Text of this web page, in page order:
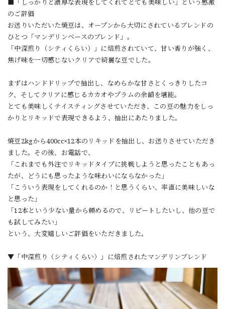
■「しっかりと濃厚な表現をしてくれてとても美味しい」という感激
のご評価
お送りいただいた焼豆は、オープンから大切にされているブレンドの
ひとつ「マンデリンベースのブレンド」。
「中深煎り（シティくらい）」に焙煎されていて、甘い香りが強く、
焦げ味を一切感じないクリアで綺麗な豆でした。
まずはハンドドリップで抽出し、なめらかな甘さとくっきりしたコ
ク、そしてクリアに感じるカカオやプラムの余韻を堪能。
とても美味しくテイスティングさせていただき、この豆の魅力をしっ
かりとリキッドで表現できるよう、抽出にあたりました。
焼豆2kgから400cc×12本のリキッドを抽出し、お送りさせていただき
ました。その後、お電話で、
「これまでも外注でリキッドタイプに挑戦しようと思ったこともあっ
たが、どうにも思ったような味わいにならなかった」
「こういう表現をしてくれるのか！と思うくらい、率直に美味しいな
と思った」
「12本という少ない量から頼めるので、リピートしたいし、他の豆で
も試してみたい」
という、大変嬉しいご評価をいただきました。
▼「中深煎り（シティくらい）」に焙煎されたマンデリンブレンド